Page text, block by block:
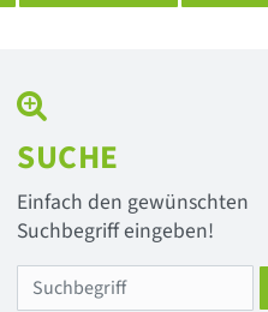
SUCHE
Einfach den gewünschten
Suchbegriff eingeben!